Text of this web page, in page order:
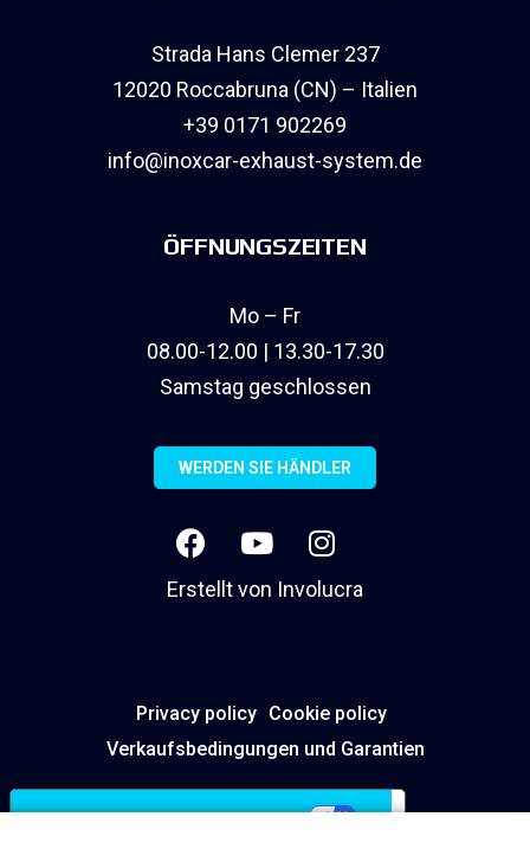
Strada Hans Clemer 237
12020 Roccabruna (CN) – Italien
+39 0171 902269
info@inoxcar-exhaust-system.de
ÖFFNUNGSZEITEN
Mo – Fr
08.00-12.00 | 13.30-17.30
Samstag geschlossen
WERDEN SIE HÄNDLER
Erstellt von Involucra
Privacy policy Cookie policy
Verkaufsbedingungen und Garantien